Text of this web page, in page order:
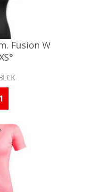
Fusion W
dan 5